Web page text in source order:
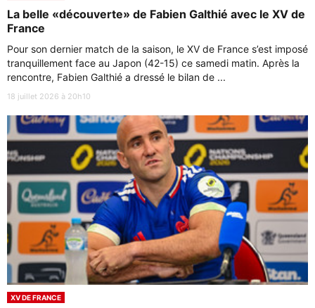
La belle «découverte» de Fabien Galthié avec le XV de
France
Pour son dernier match de la saison, le XV de France s’est imposé
tranquillement face au Japon (42-15) ce samedi matin. Après la
rencontre, Fabien Galthié a dressé le bilan de ...
18 juillet 2026 à 20h10
XV DE FRANCE